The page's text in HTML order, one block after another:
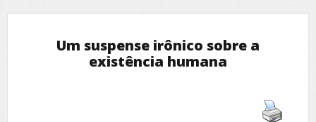
Um suspense irônico sobre a
existência humana